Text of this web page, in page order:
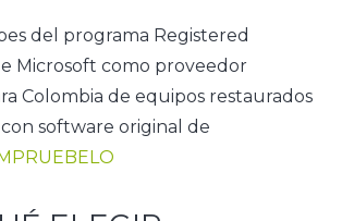
del programa Registered
Microsoft como proveedor
Colombia de equipos restaurados
software original de